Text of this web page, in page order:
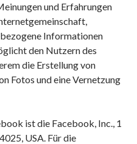
und Erfahrungen
Informationen
den Nutzern des
die Erstellung von
Fotos und eine Vernetzung
ist die Facebook, Inc., 1
USA. Für die